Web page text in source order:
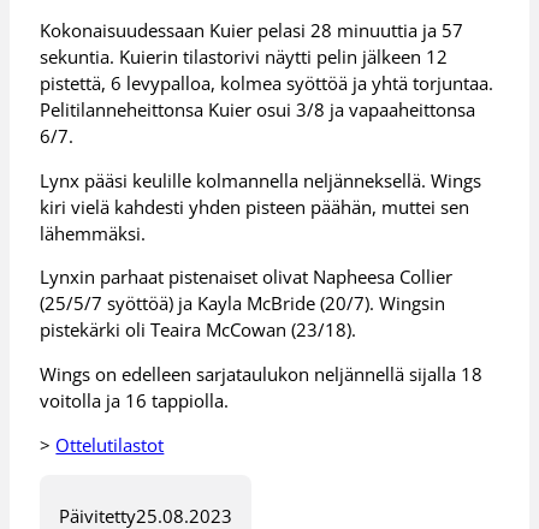
Kokonaisuudessaan Kuier pelasi 28 minuuttia ja 57
sekuntia. Kuierin tilastorivi näytti pelin jälkeen 12
pistettä, 6 levypalloa, kolmea syöttöä ja yhtä torjuntaa.
Pelitilanneheittonsa Kuier osui 3/8 ja vapaaheittonsa
6/7.
Lynx pääsi keulille kolmannella neljänneksellä. Wings
kiri vielä kahdesti yhden pisteen päähän, muttei sen
lähemmäksi.
Lynxin parhaat pistenaiset olivat Napheesa Collier
(25/5/7 syöttöä) ja Kayla McBride (20/7). Wingsin
pistekärki oli Teaira McCowan (23/18).
Wings on edelleen sarjataulukon neljännellä sijalla 18
voitolla ja 16 tappiolla.
> Ottelutilastot
Päivitetty25.08.2023